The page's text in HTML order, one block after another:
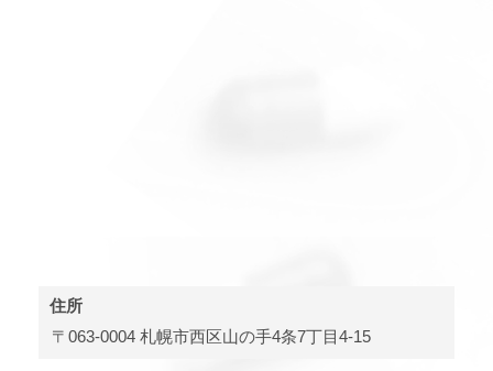
住所
〒063-0004 札幌市西区山の手4条7丁目4-15